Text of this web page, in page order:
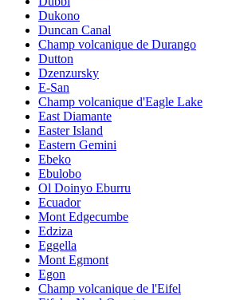
Dukono
Duncan Canal
Champ volcanique de Durango
Dutton
Dzenzursky
E-San
Champ volcanique d'Eagle Lake
East Diamante
Easter Island
Eastern Gemini
Ebeko
Ebulobo
Ol Doinyo Eburru
Ecuador
Mont Edgecumbe
Edziza
Eggella
Mont Egmont
Egon
Champ volcanique de l'Eifel